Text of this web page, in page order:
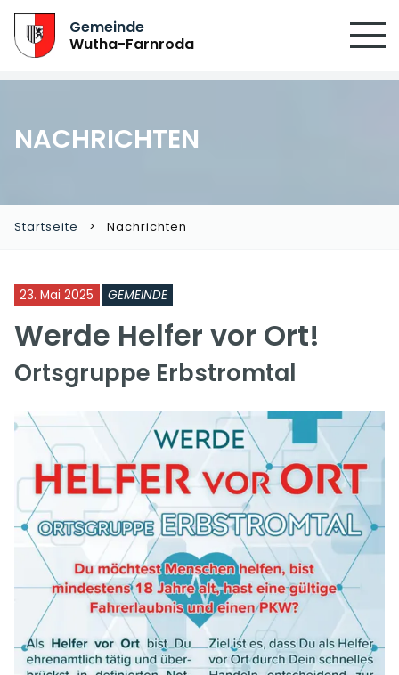
Gemeinde
Wutha-Farnroda
NACHRICHTEN
Startseite Nachrichten
23. Mai 2025 GEMEINDE
Werde Helfer vor Ort!
Ortsgruppe Erbstromtal